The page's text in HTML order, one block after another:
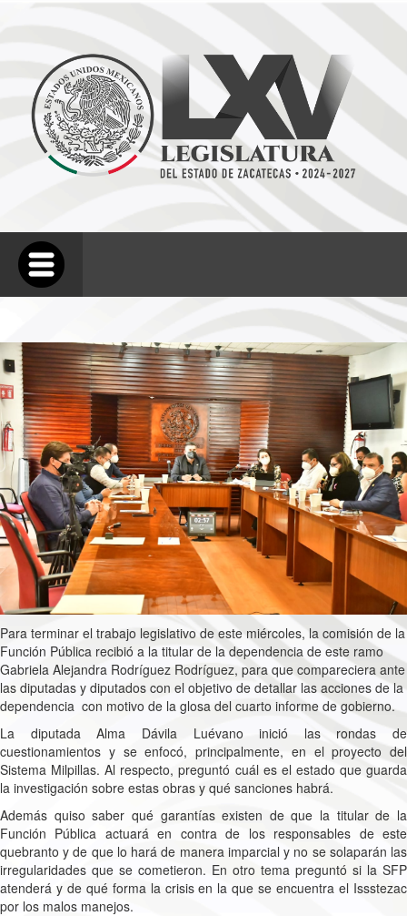
Para terminar el trabajo legislativo de este miércoles, la comisión de la
Función Pública recibió a la titular de la dependencia de este ramo
Gabriela Alejandra Rodríguez Rodríguez, para que compareciera ante
las diputadas y diputados con el objetivo de detallar las acciones de la
dependencia con motivo de la glosa del cuarto informe de gobierno.
La diputada Alma Dávila Luévano inició las rondas de
cuestionamientos y se enfocó, principalmente, en el proyecto del
Sistema Milpillas. Al respecto, preguntó cuál es el estado que guarda
la investigación sobre estas obras y qué sanciones habrá.
Además quiso saber qué garantías existen de que la titular de la
Función Pública actuará en contra de los responsables de este
quebranto y de que lo hará de manera imparcial y no se solaparán las
irregularidades que se cometieron. En otro tema preguntó si la SFP
atenderá y de qué forma la crisis en la que se encuentra el Issstezac
por los malos manejos.